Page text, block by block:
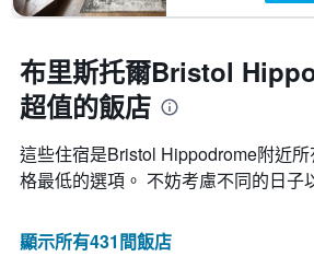
布里斯托爾Bristol
超值的飯店
這些住宿是Bristol Hippodrome​附近
格最低的選項。 不妨考慮不同的日子
顯示所有431間飯店